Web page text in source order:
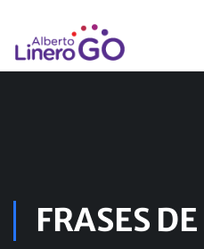
FRASES